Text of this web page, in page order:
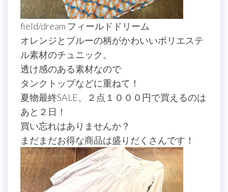
field/dream フィールドドリーム
オレンジとブルーの柄がかわいいポリエステ
ル素材のチュニック。
透け感のある素材なので
タンクトップなどに重ねて！
夏物最終SALE、２点１０００円で買えるのは
あと２日！
買い忘れはありませんか？
まだまだお得な商品は盛りだくさんです！